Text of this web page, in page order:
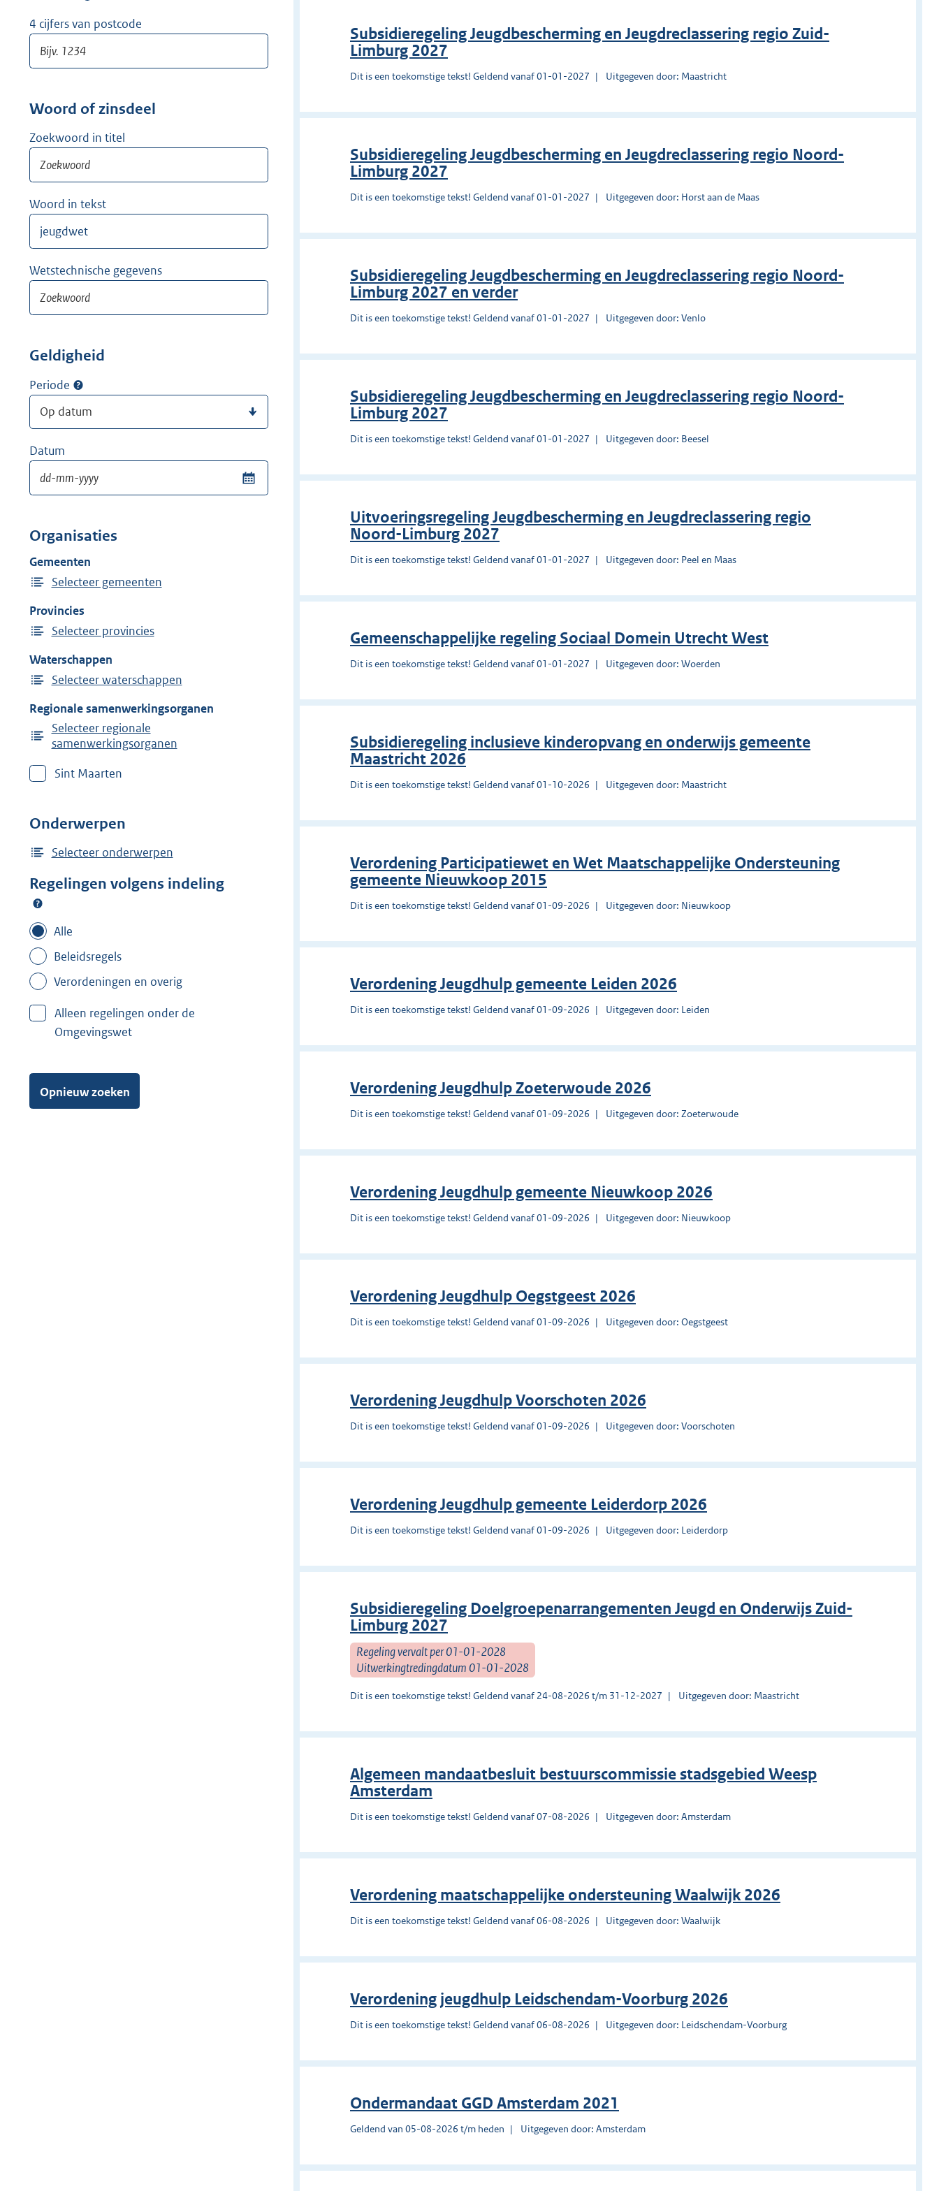
4 cijfers van postcode
Woord of zinsdeel
Zoekwoord in titel
Woord in tekst
Wetstechnische gegevens
Geldigheid
Periode
Datum
Organisaties
Gemeenten
Selecteer gemeenten
Provincies
Selecteer provincies
Waterschappen
Selecteer waterschappen
Regionale samenwerkingsorganen
Selecteer regionale
samenwerkingsorganen
Sint Maarten
Onderwerpen
Selecteer onderwerpen
Regelingen volgens indeling
Alle
Beleidsregels
Verordeningen en overig
Alleen regelingen onder de
Omgevingswet
Opnieuw zoeken
Subsidieregeling Jeugdbescherming en Jeugdreclassering regio Zuid-
Limburg 2027
Dit is een toekomstige tekst! Geldend vanaf 01-01-2027 Uitgegeven door: Maastricht
Subsidieregeling Jeugdbescherming en Jeugdreclassering regio Noord-
Limburg 2027
Dit is een toekomstige tekst! Geldend vanaf 01-01-2027 Uitgegeven door: Horst aan de Maas
Subsidieregeling Jeugdbescherming en Jeugdreclassering regio Noord-
Limburg 2027 en verder
Dit is een toekomstige tekst! Geldend vanaf 01-01-2027 Uitgegeven door: Venlo
Subsidieregeling Jeugdbescherming en Jeugdreclassering regio Noord-
Limburg 2027
Dit is een toekomstige tekst! Geldend vanaf 01-01-2027 Uitgegeven door: Beesel
Uitvoeringsregeling Jeugdbescherming en Jeugdreclassering regio
Noord-Limburg 2027
Dit is een toekomstige tekst! Geldend vanaf 01-01-2027 Uitgegeven door: Peel en Maas
Gemeenschappelijke regeling Sociaal Domein Utrecht West
Dit is een toekomstige tekst! Geldend vanaf 01-01-2027 Uitgegeven door: Woerden
Subsidieregeling inclusieve kinderopvang en onderwijs gemeente
Maastricht 2026
Dit is een toekomstige tekst! Geldend vanaf 01-10-2026 Uitgegeven door: Maastricht
Verordening Participatiewet en Wet Maatschappelijke Ondersteuning
gemeente Nieuwkoop 2015
Dit is een toekomstige tekst! Geldend vanaf 01-09-2026 Uitgegeven door: Nieuwkoop
Verordening Jeugdhulp gemeente Leiden 2026
Dit is een toekomstige tekst! Geldend vanaf 01-09-2026 Uitgegeven door: Leiden
Verordening Jeugdhulp Zoeterwoude 2026
Dit is een toekomstige tekst! Geldend vanaf 01-09-2026 Uitgegeven door: Zoeterwoude
Verordening Jeugdhulp gemeente Nieuwkoop 2026
Dit is een toekomstige tekst! Geldend vanaf 01-09-2026 Uitgegeven door: Nieuwkoop
Verordening Jeugdhulp Oegstgeest 2026
Dit is een toekomstige tekst! Geldend vanaf 01-09-2026 Uitgegeven door: Oegstgeest
Verordening Jeugdhulp Voorschoten 2026
Dit is een toekomstige tekst! Geldend vanaf 01-09-2026 Uitgegeven door: Voorschoten
Verordening Jeugdhulp gemeente Leiderdorp 2026
Dit is een toekomstige tekst! Geldend vanaf 01-09-2026 Uitgegeven door: Leiderdorp
Subsidieregeling Doelgroepenarrangementen Jeugd en Onderwijs Zuid-
Limburg 2027
Regeling vervalt per 01-01-2028
Uitwerkingtredingdatum 01-01-2028
Dit is een toekomstige tekst! Geldend vanaf 24-08-2026 t/m 31-12-2027 Uitgegeven door: Maastricht
Algemeen mandaatbesluit bestuurscommissie stadsgebied Weesp
Amsterdam
Dit is een toekomstige tekst! Geldend vanaf 07-08-2026 Uitgegeven door: Amsterdam
Verordening maatschappelijke ondersteuning Waalwijk 2026
Dit is een toekomstige tekst! Geldend vanaf 06-08-2026 Uitgegeven door: Waalwijk
Verordening jeugdhulp Leidschendam-Voorburg 2026
Dit is een toekomstige tekst! Geldend vanaf 06-08-2026 Uitgegeven door: Leidschendam-Voorburg
Ondermandaat GGD Amsterdam 2021
Geldend van 05-08-2026 t/m heden Uitgegeven door: Amsterdam